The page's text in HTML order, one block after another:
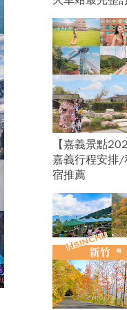
【嘉義景點
嘉義行程安排
宿推薦